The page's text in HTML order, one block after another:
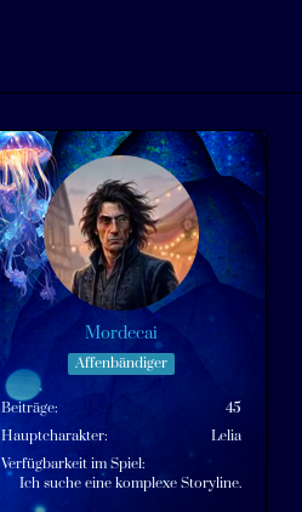
Mordecai
Affenbändiger
Beiträge
45
Hauptcharakter
Lelia
Verfügbarkeit im Spiel
Ich suche eine komplexe Storyline.